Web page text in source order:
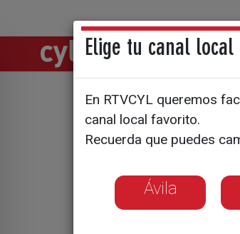
El
La
Elige tu canal local
En RTVCYL queremos
canal local favorito.
Recuerda que puedes
Ávila